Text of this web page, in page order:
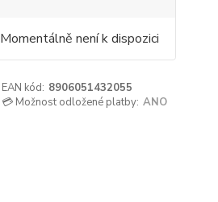
Momentálně není k dispozici
EAN kód: 8906051432055
💳 Možnost odložené platby: ANO